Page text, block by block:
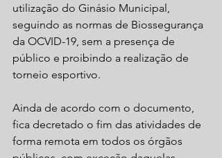
utilização do Ginásio Municipal,
seguindo as normas de Biossegurança
da OCVID-19, sem a presença de
público e proibindo a realização de
torneio esportivo.
Ainda de acordo com o documento,
fica decretado o fim das atividades de
forma remota em todos os órgãos